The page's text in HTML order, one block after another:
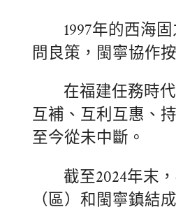
1997年的西海
問良策，閩寧協作按
在福建任務時
互補、互利互惠、
至今從未中斷。
截至2024年末
（區）和閩寧鎮結